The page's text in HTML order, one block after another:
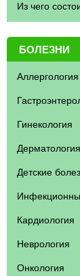
Из чего
БОЛЕЗНИ
Аллергология
Гинекология
Дерматология
Детские
Кардиология
Неврология
Онкология